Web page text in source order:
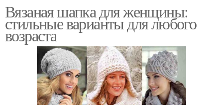
Вязаная шапка для женщины:
стильные варианты для любого
возраста